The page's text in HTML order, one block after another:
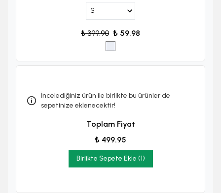
₺ 399.90 ₺ 59.98
İncelediğiniz ürün ile birlikte bu ürünler de
sepetinize eklenecektir!
Toplam Fiyat
₺ 499.95
Birlikte Sepete Ekle (1)